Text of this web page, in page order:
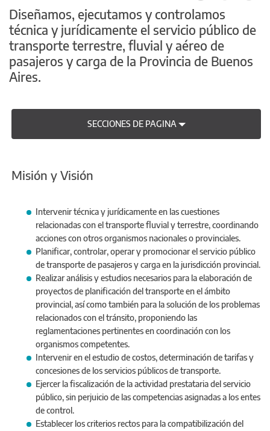
Diseñamos, ejecutamos y controlamos
técnica y jurídicamente el servicio público de
transporte terrestre, fluvial y aéreo de
pasajeros y carga de la Provincia de Buenos
Aires.
SECCIONES DE PAGINA
Misión y Visión
Intervenir técnica y jurídicamente en las cuestiones
relacionadas con el transporte fluvial y terrestre, coordinando
acciones con otros organismos nacionales o provinciales.
Planificar, controlar, operar y promocionar el servicio público
de transporte de pasajeros y carga en la jurisdicción provincial.
Realizar análisis y estudios necesarios para la elaboración de
proyectos de planificación del transporte en el ámbito
provincial, así como también para la solución de los problemas
relacionados con el tránsito, proponiendo las
reglamentaciones pertinentes en coordinación con los
organismos competentes.
Intervenir en el estudio de costos, determinación de tarifas y
concesiones de los servicios públicos de transporte.
Ejercer la fiscalización de la actividad prestataria del servicio
público, sin perjuicio de las competencias asignadas a los entes
de control.
Establecer los criterios rectos para la compatibilización del